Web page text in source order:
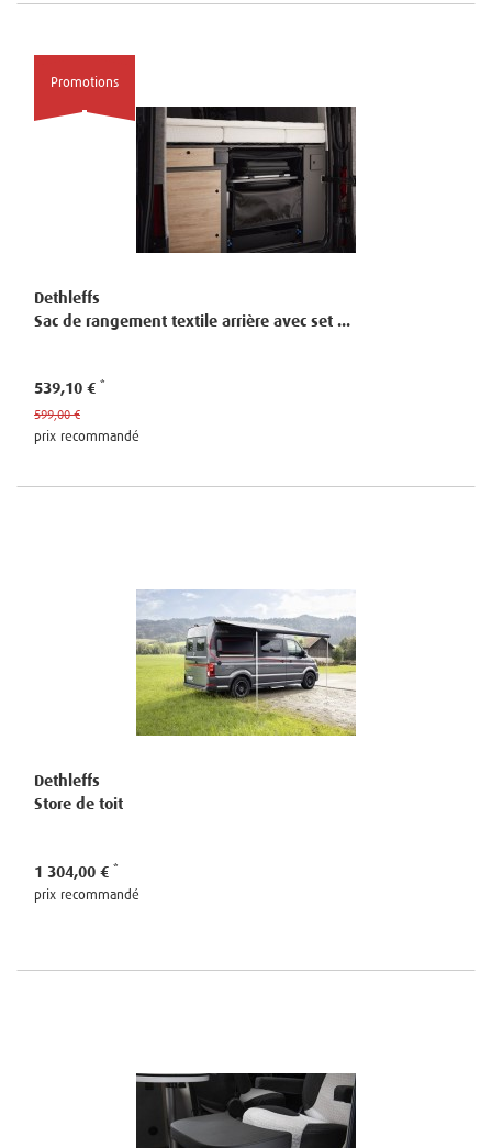
Promotions
Dethleffs
Sac de rangement textile arrière avec set ...
539,10 €
599,00 €
prix recommandé
Dethleffs
Store de toit
1 304,00 €
prix recommandé